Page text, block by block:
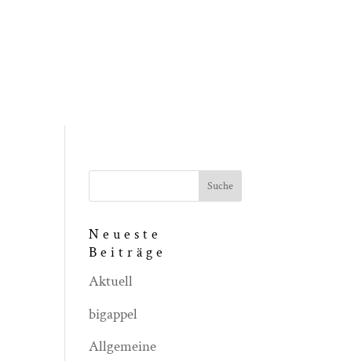
Neueste
Beiträge
Aktuell
bigappel
Allgemeine